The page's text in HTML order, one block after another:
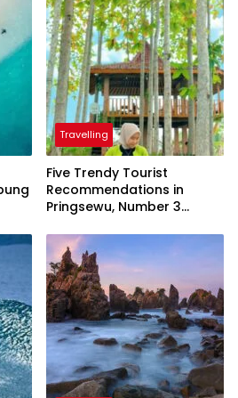
Travelling
Five Trendy Tourist
Recommendations in
Pringsewu, Number 3
President